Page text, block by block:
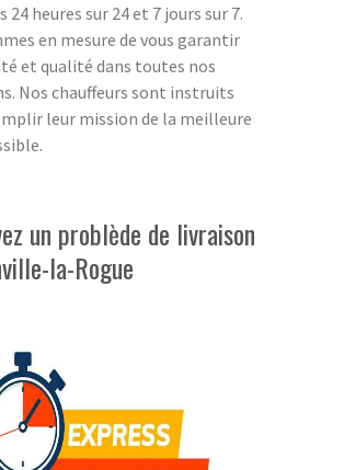
24 heures sur 24 et 7 jours sur 7.
en mesure de vous garantir
et qualité dans toutes nos
Nos chauffeurs sont instruits
leur mission de la meilleure
un problède de livraison
la-Rogue